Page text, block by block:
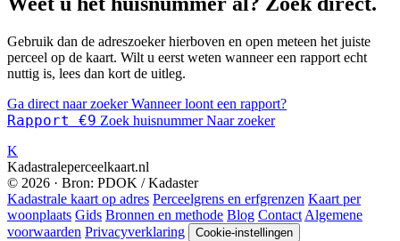
Gebruik dan de adreszoeker hierboven en open meteen het juiste
perceel op de kaart. Wilt u eerst weten wanneer een rapport echt
nuttig is, lees dan kort de uitleg.
Ga direct naar zoekerWanneer loont een rapport?
Rapport €9 Zoek huisnummer Naar zoeker
K
Kadastraleperceelkaart.nl
© 2026 · Bron: PDOK / Kadaster
Kadastrale kaart op adres Perceelgrens en erfgrenzen Kaart per
woonplaats Gids Bronnen en methode Blog Contact Algemene
voorwaarden Privacyverklaring Cookie-instellingen